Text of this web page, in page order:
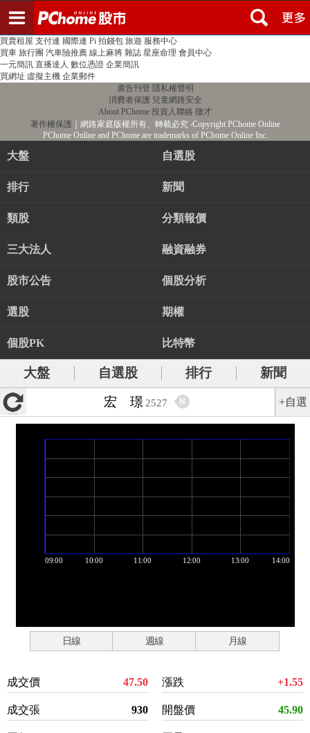
PChome首頁 線上購物 24h購物 書店
買賣租屋 支付連 國際連 Pi 拍錢包 旅遊 服務中心
買車 旅行團 汽車險推薦 線上麻將 雜誌 星座命理 會員中心
一元簡訊 直播達人 數位憑證 企業簡訊
買網址 虛擬主機 企業郵件
廣告刊登 隱私權聲明
消費者保護 兒童網路安全
About PChome 投資人聯絡 徵才
著作權保護 ｜網路家庭版權所有、轉載必究‧Copyright PChome Online
PChome Online and PChome are trademarks of PChome Online Inc.
大盤 自選股
排行 新聞
類股 分類報價
三大法人 融資融券
股市公告 個股分析
選股 期權
個股PK 比特幣
大盤 自選股 排行
新聞
宏 璟 2527 N +自選
日線 週線 月線
成交價 47.50
成交張 930
漲跌 +1.55
開盤價 45.90